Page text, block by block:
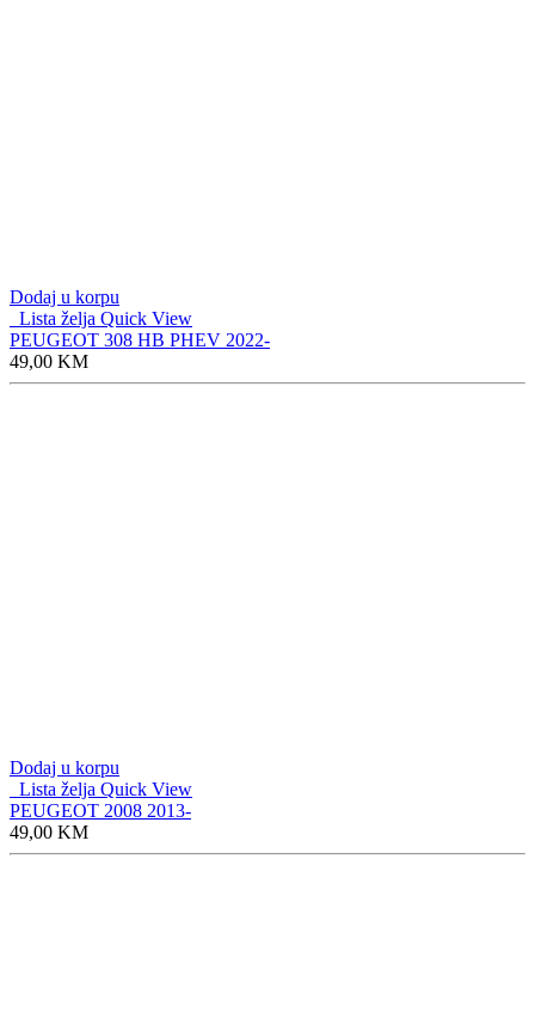
Dodaj u korpu
Lista želja Quick View
PEUGEOT 308 HB PHEV 2022-
49,00 KM
Dodaj u korpu
Lista želja Quick View
PEUGEOT 2008 2013-
49,00 KM